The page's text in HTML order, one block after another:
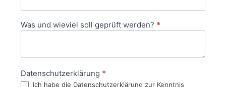
Was und wieviel soll geprüft werden? *
Datenschutzerklärung *
Ich habe die Datenschutzerklärung zur Kenntnis